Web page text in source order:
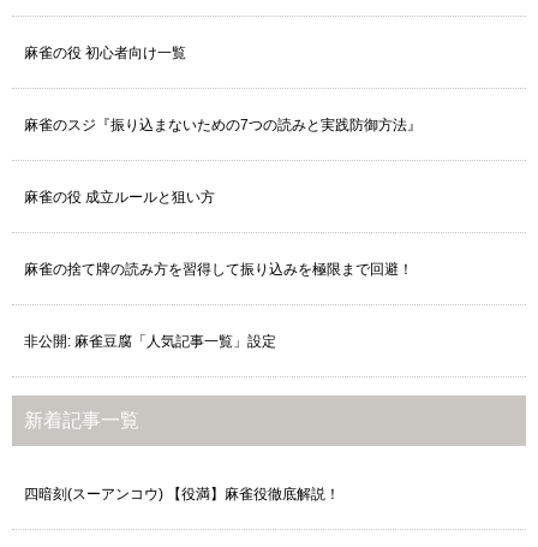
麻雀の役 初心者向け一覧
麻雀のスジ『振り込まないための7つの読みと実践防御方法』
麻雀の役 成立ルールと狙い方
麻雀の捨て牌の読み方を習得して振り込みを極限まで回避！
非公開: 麻雀豆腐「人気記事一覧」設定
新着記事一覧
四暗刻(スーアンコウ) 【役満】麻雀役徹底解説！